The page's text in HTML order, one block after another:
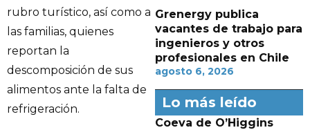
rubro turístico, así como a
las familias, quienes
reportan la
descomposición de sus
alimentos ante la falta de
refrigeración.
Grenergy publica
vacantes de trabajo para
ingenieros y otros
profesionales en Chile
agosto 6, 2026
Lo más leído
Coeva de O’Higgins